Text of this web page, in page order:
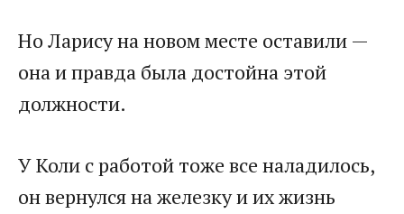
Но Ларису на новом месте оставили —
она и правда была достойна этой
должности.
У Коли с работой тоже все наладилось,
он вернулся на железку и их жизнь